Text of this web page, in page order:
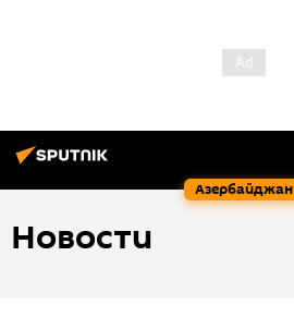
Азербайджан
Новости